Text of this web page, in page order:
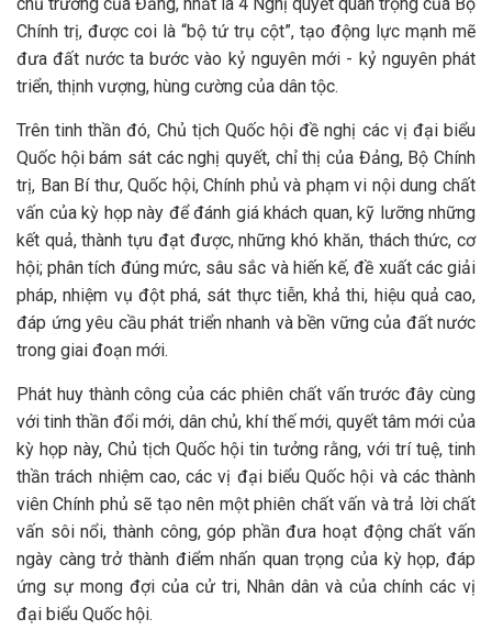
Chính trị, được coi là “bộ tứ trụ cột”, tạo động lực mạnh mẽ
đưa đất nước ta bước vào kỷ nguyên mới - kỷ nguyên phát
triển, thịnh vượng, hùng cường của dân tộc.
Trên tinh thần đó, Chủ tịch Quốc hội đề nghị các vị đại biểu
Quốc hội bám sát các nghị quyết, chỉ thị của Đảng, Bộ Chính
trị, Ban Bí thư, Quốc hội, Chính phủ và phạm vi nội dung chất
vấn của kỳ họp này để đánh giá khách quan, kỹ lưỡng những
kết quả, thành tựu đạt được, những khó khăn, thách thức, cơ
hội; phân tích đúng mức, sâu sắc và hiến kế, đề xuất các giải
pháp, nhiệm vụ đột phá, sát thực tiễn, khả thi, hiệu quả cao,
đáp ứng yêu cầu phát triển nhanh và bền vững của đất nước
trong giai đoạn mới.
Phát huy thành công của các phiên chất vấn trước đây cùng
với tinh thần đổi mới, dân chủ, khí thế mới, quyết tâm mới của
kỳ họp này, Chủ tịch Quốc hội tin tưởng rằng, với trí tuệ, tinh
thần trách nhiệm cao, các vị đại biểu Quốc hội và các thành
viên Chính phủ sẽ tạo nên một phiên chất vấn và trả lời chất
vấn sôi nổi, thành công, góp phần đưa hoạt động chất vấn
ngày càng trở thành điểm nhấn quan trọng của kỳ họp, đáp
ứng sự mong đợi của cử tri, Nhân dân và của chính các vị
đại biểu Quốc hội.